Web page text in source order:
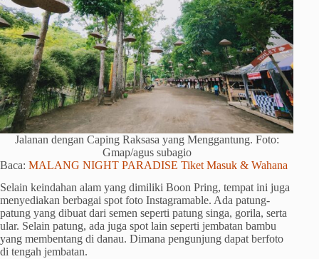
Jalanan dengan Caping Raksasa yang Menggantung. Foto:
Gmap/agus subagio
Baca: MALANG NIGHT PARADISE Tiket Masuk & Wahana
Selain keindahan alam yang dimiliki Boon Pring, tempat ini juga
menyediakan berbagai spot foto Instagramable. Ada patung-
patung yang dibuat dari semen seperti patung singa, gorila, serta
ular. Selain patung, ada juga spot lain seperti jembatan bambu
yang membentang di danau. Dimana pengunjung dapat berfoto
di tengah jembatan.